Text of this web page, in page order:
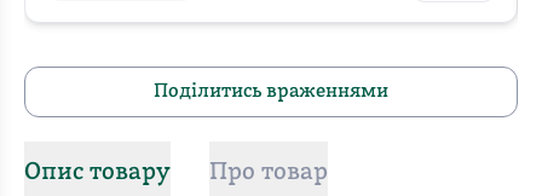
Поділитись враженнями
Опис товару Про товар